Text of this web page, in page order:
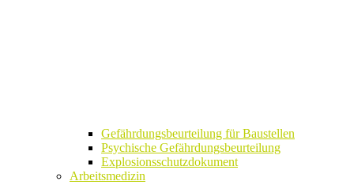
Gefährdungsbeurteilung für Baustellen
Psychische Gefährdungsbeurteilung
Explosionsschutzdokument
Arbeitsmedizin